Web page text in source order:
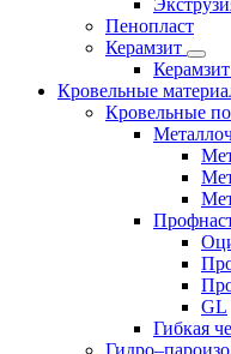
Пенопласт
Керамзит
Кровельные
Кровельные
GL
Гибкая